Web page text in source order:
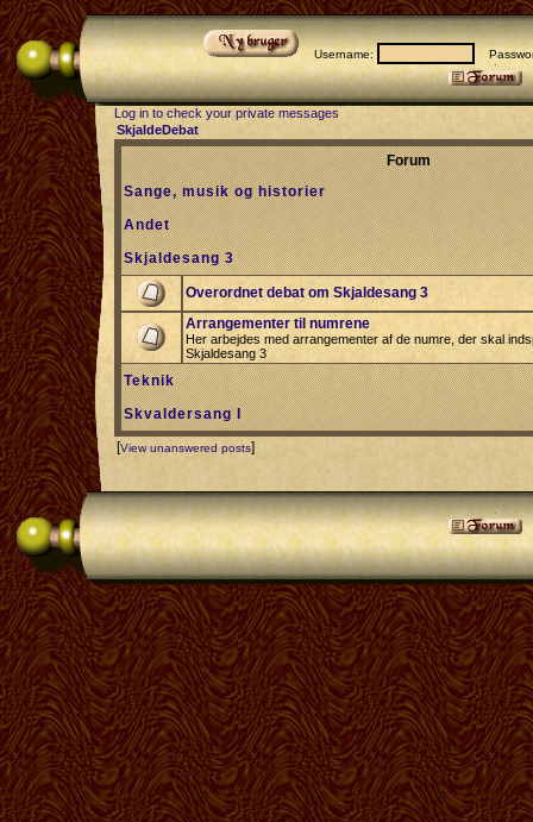
Username:
Log in to check your private messages
SkjaldeDebat
Forum
Sange, musik og historier
Andet
Skjaldesang 3
Overordnet debat om Skjaldesang 3
Arrangementer til numrene
Her arbejdes med arrangementer af de numre, der skal
Skjaldesang 3
Teknik
Skvaldersang I
[View unanswered posts]